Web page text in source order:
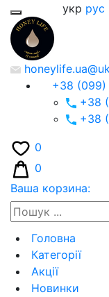
укр рус
+38 (099)
+38
+38
0
0
Ваша корзина:
Головна
Категорії
Акції
Новинки